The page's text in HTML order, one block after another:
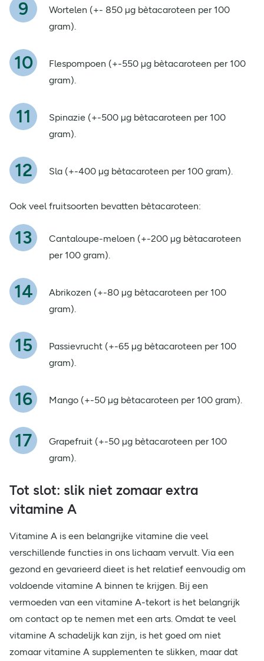
Wortelen (+- 850 µg bètacaroteen per 100
gram).
Flespompoen (+-550 µg bètacaroteen per 100
gram).
Spinazie (+-500 µg bètacaroteen per 100
gram).
Sla (+-400 µg bètacaroteen per 100 gram).
Ook veel fruitsoorten bevatten bètacaroteen:
Cantaloupe-meloen (+-200 µg bètacaroteen
per 100 gram).
Abrikozen (+-80 µg bètacaroteen per 100
gram).
Passievrucht (+-65 µg bètacaroteen per 100
gram).
Mango (+-50 µg bètacaroteen per 100 gram).
Grapefruit (+-50 µg bètacaroteen per 100
gram).
Tot slot: slik niet zomaar extra
vitamine A
Vitamine A is een belangrijke vitamine die veel
verschillende functies in ons lichaam vervult. Via een
gezond en gevarieerd dieet is het relatief eenvoudig om
voldoende vitamine A binnen te krijgen. Bij een
vermoeden van een vitamine A-tekort is het belangrijk
om contact op te nemen met een arts. Omdat te veel
vitamine A schadelijk kan zijn, is het goed om niet
zomaar vitamine A supplementen te slikken, maar dat